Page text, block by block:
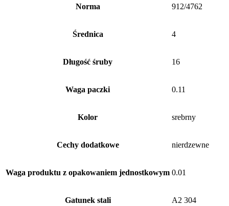
Norma 912/4762
Średnica 4
Długość śruby 16
Waga paczki 0.11
Kolor srebrny
Cechy dodatkowe nierdzewne
Waga produktu z opakowaniem jednostkowym 0.01
Gatunek stali A2 304